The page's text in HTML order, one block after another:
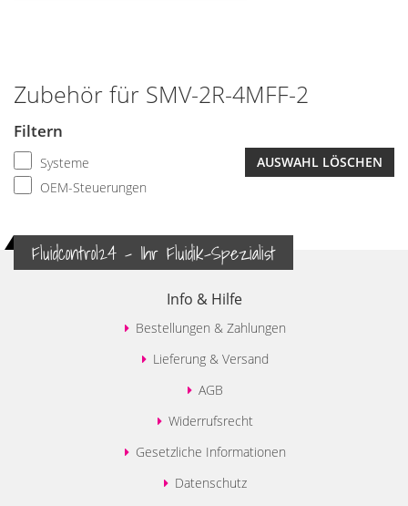
Zubehör für SMV-2R-4MFF-2
Filtern
AUSWAHL LÖSCHEN
Systeme
OEM-Steuerungen
Fluidcontrol24 - Ihr Fluidik-Spezialist
Info & Hilfe
Bestellungen & Zahlungen
Lieferung & Versand
AGB
Widerrufsrecht
Gesetzliche Informationen
Datenschutz